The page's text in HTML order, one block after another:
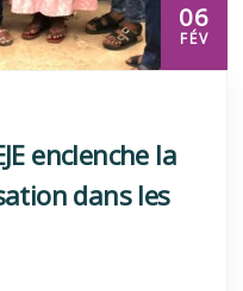
06
FÉV
enclenche la
dans les